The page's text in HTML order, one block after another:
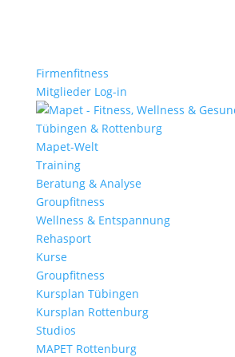
Firmenfitness
Mitglieder Log-in
Mapet-Welt
Training
Beratung & Analyse
Groupfitness
Wellness & Entspannung
Rehasport
Kurse
Groupfitness
Kursplan Tübingen
Kursplan Rottenburg
Studios
MAPET Rottenburg